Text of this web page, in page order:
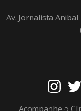
Av. Jornalista
Acompanhe o